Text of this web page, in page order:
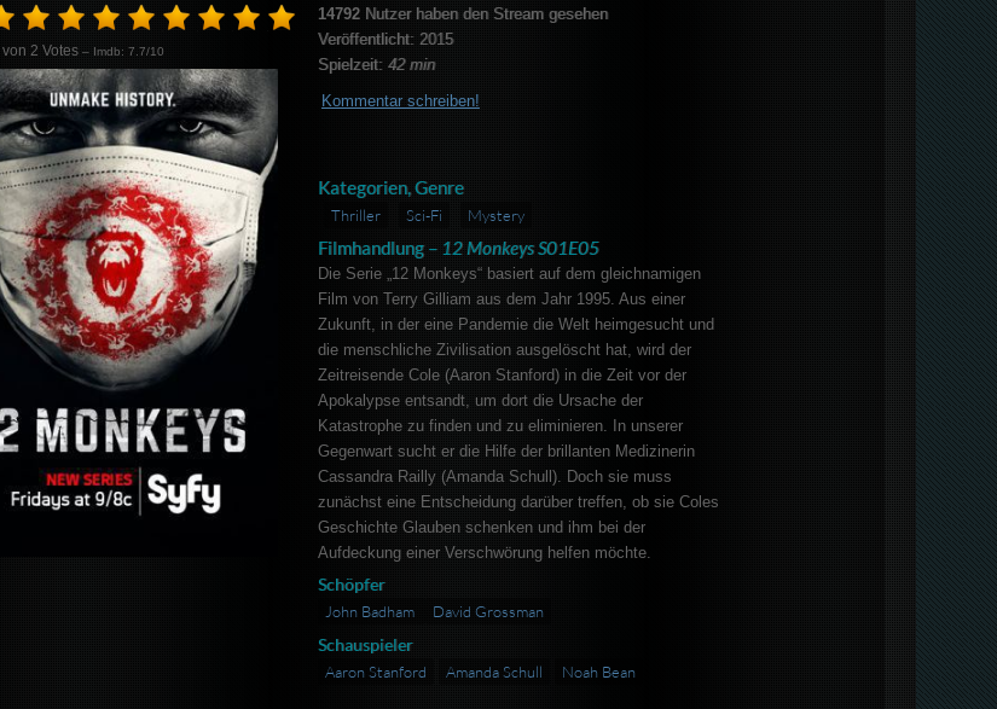
von2 Votes – Imdb: 7.7/10
14792Nutzer haben den Stream gesehen
Veröffentlicht: 2015
Spielzeit: 42 min
Kommentar schreiben!
Kategorien, Genre
Thriller Sci-Fi Mystery
Filmhandlung – 12 Monkeys S01E05
Die Serie „12 Monkeys“ basiert auf dem gleichnamigen
Film von Terry Gilliam aus dem Jahr 1995. Aus einer
Zukunft, in der eine Pandemie die Welt heimgesucht und
die menschliche Zivilisation ausgelöscht hat, wird der
Zeitreisende Cole (Aaron Stanford) in die Zeit vor der
Apokalypse entsandt, um dort die Ursache der
Katastrophe zu finden und zu eliminieren. In unserer
Gegenwart sucht er die Hilfe der brillanten Medizinerin
Cassandra Railly (Amanda Schull). Doch sie muss
zunächst eine Entscheidung darüber treffen, ob sie Coles
Geschichte Glauben schenken und ihm bei der
Aufdeckung einer Verschwörung helfen möchte.
Schöpfer
John Badham David Grossman
Schauspieler
Aaron Stanford Amanda Schull Noah Bean